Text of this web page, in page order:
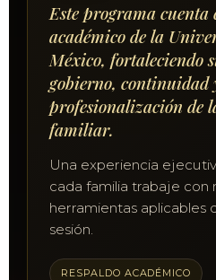
Este programa cuenta
académico de la
México, fortaleciendo
gobierno, continuidad
profesionalización de
familiar.
Una experiencia
cada familia trabaje
herramientas aplicables
sesión.
RESPALDO ACADÉMICO